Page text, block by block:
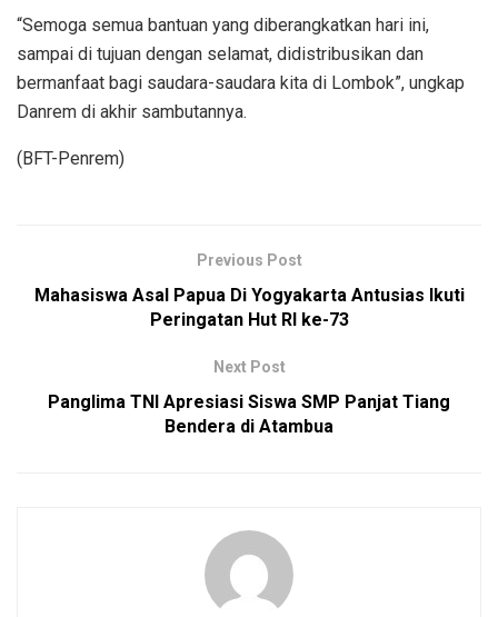
“Semoga semua bantuan yang diberangkatkan hari ini,
sampai di tujuan dengan selamat, didistribusikan dan
bermanfaat bagi saudara-saudara kita di Lombok”, ungkap
Danrem di akhir sambutannya.
(BFT-Penrem)
Previous Post
Mahasiswa Asal Papua Di Yogyakarta Antusias Ikuti
Peringatan Hut RI ke-73
Next Post
Panglima TNI Apresiasi Siswa SMP Panjat Tiang
Bendera di Atambua